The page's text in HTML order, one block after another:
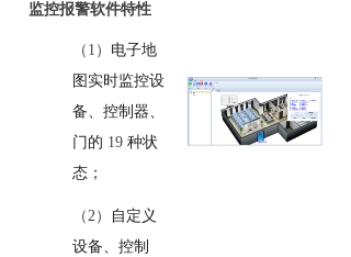
监控报警软件特性
（1） 电子地
图实时监控设
备、控制器、
门的 19 种状
态；
（2）
自定义
设备、控制